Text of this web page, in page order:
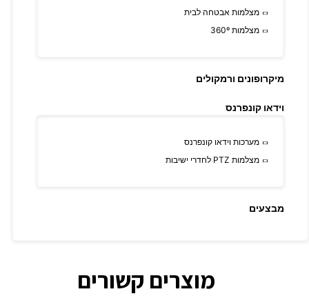
מצלמות אבטחה לבית
מצלמות 360º
מיקרופונים ורמקולים
וידאו קונפרנס
מערכות וידאו קונפרנס
מצלמות PTZ לחדרי ישיבות
מבצעים
מוצרים קשורים